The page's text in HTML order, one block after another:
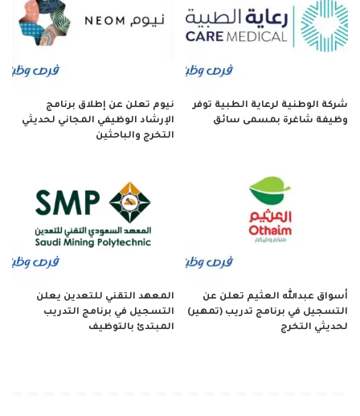
شركة الوطنية لرعاية الطبية توفر
وظيفة شاغرة بمسمى سائق
نيوم تعلن عن إطلاق برنامج
الإرشاد الوظيفي المجاني لحديثي
التخرج والباحثين
أسواق عبدالله العثيم تعلن عن
التسجيل في برنامج تدريب (تمهير)
لحديثي التخرج
المعهد التقني للتعدين يعلن
التسجيل في برنامج التدريب
المبتدئ بالتوظيف